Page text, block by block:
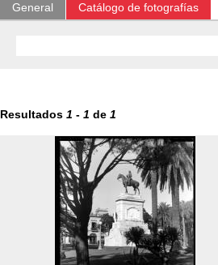
General Catálogo de fotografías
Resultados 1 - 1 de 1